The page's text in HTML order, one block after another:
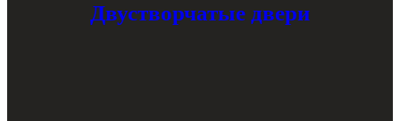
Двустворчатые двери